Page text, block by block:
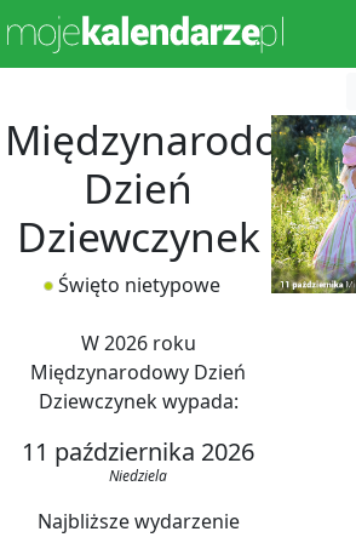
Międzynarodowy
Dzień
Dziewczynek
Święto nietypowe
W 2026 roku
Międzynarodowy Dzień
Dziewczynek wypada:
11 października 2026
Niedziela
Najbliższe wydarzenie